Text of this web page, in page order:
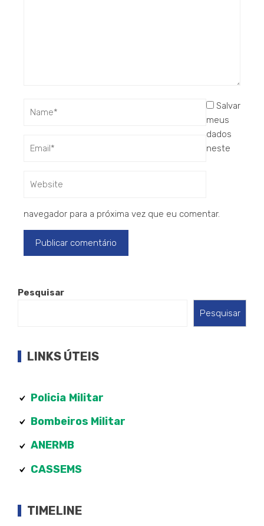
Salvar
meus
dados
neste
navegador para a próxima vez que eu comentar.
Pesquisar
Pesquisar
LINKS ÚTEIS
Policia Militar
Bombeiros Militar
ANERMB
CASSEMS
TIMELINE